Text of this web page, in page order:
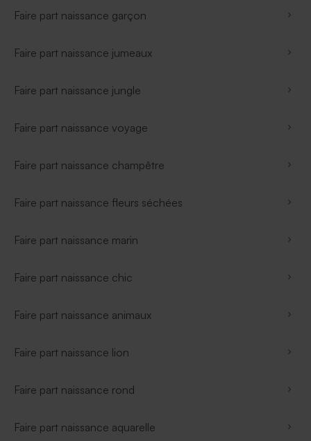
Faire part naissance garçon
Faire part naissance jumeaux
Faire part naissance jungle
Faire part naissance voyage
Faire part naissance champêtre
Faire part naissance fleurs séchées
Faire part naissance marin
Faire part naissance chic
Faire part naissance animaux
Faire part naissance lion
Faire part naissance rond
Faire part naissance aquarelle